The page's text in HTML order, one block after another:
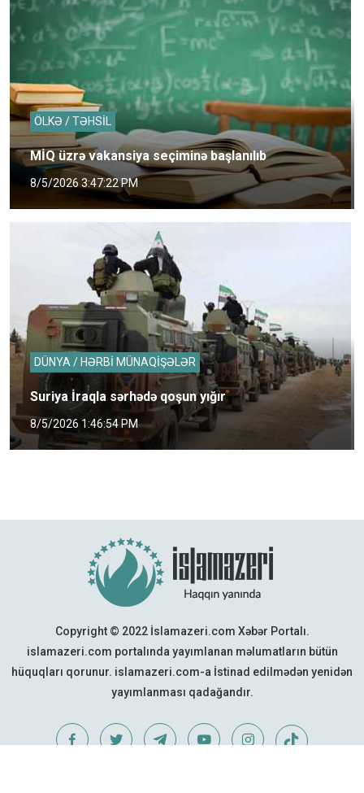
ÖLKƏ / TƏHSİL
MİQ üzrə vakansiya seçiminə başlanılıb
8/5/2026 3:47:22 PM
DÜNYA / HƏRBİ MÜNAQİŞƏLƏR
Suriya İraqla sərhədə qoşun yığır
8/5/2026 1:46:54 PM
Copyright © 2022 İslamazeri.com Xəbər Portalı.
islamazeri.com portalında yayımlanan məlumatların bütün
hüquqları qorunur. islamazeri.com-a İstinad edilmədən yenidən
yayımlanması qadağandır.